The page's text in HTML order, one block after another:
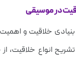
در موسیقی
خلاقیت و
انواع خلاقیت،